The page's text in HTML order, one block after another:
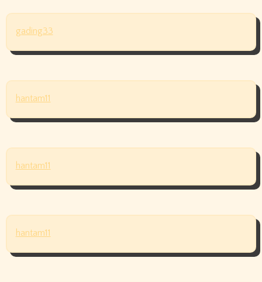
gading33
hantam11
hantam11
hantam11